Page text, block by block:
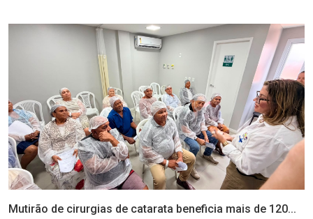
Mutirão de cirurgias de catarata beneficia mais de 120...